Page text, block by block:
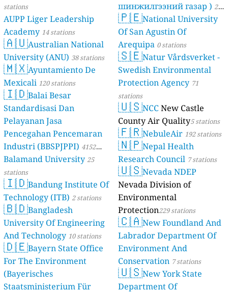
stations
AUPP Liger Leadership
Academy 14 stations
🇦🇺Australian National
University (ANU) 38 stations
🇲🇽Ayuntamiento De
Mexicali 120 stations
🇮🇩Balai Besar
Standardisasi Dan
Pelayanan Jasa
Pencegahan Pencemaran
Industri (BBSPJPPI) 4152
stations
Balamand University25
stations
🇮🇩Bandung Institute Of
Technology (ITB) 2 stations
🇧🇩Bangladesh
University Of Engineering
And Technology 10 stations
🇩🇪Bayern State Office
For The Environment
(Bayerisches
Staatsministerium Für
шинжилгээний газар ) 21
stations
🇵🇪National University
Of San Agustin Of
Arequipa 0 stations
🇸🇪Natur Vårdsverket -
Swedish Environmental
Protection Agency 71
stations
🇺🇸NCCNew Castle
County Air Quality5 stations
🇫🇷NebuleAir 192 stations
🇳🇵Nepal Health
Research Council 7 stations
🇺🇸Nevada NDEP
Nevada Division of
Environmental
Protection229 stations
🇨🇦New Foundland And
Labrador Department Of
Environment And
Conservation 7 stations
🇺🇸New York State
Department Of